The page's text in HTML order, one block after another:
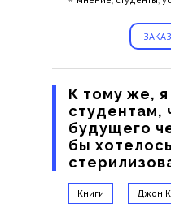
К тому же, я
студентам,
будущего
бы
Книги Джон